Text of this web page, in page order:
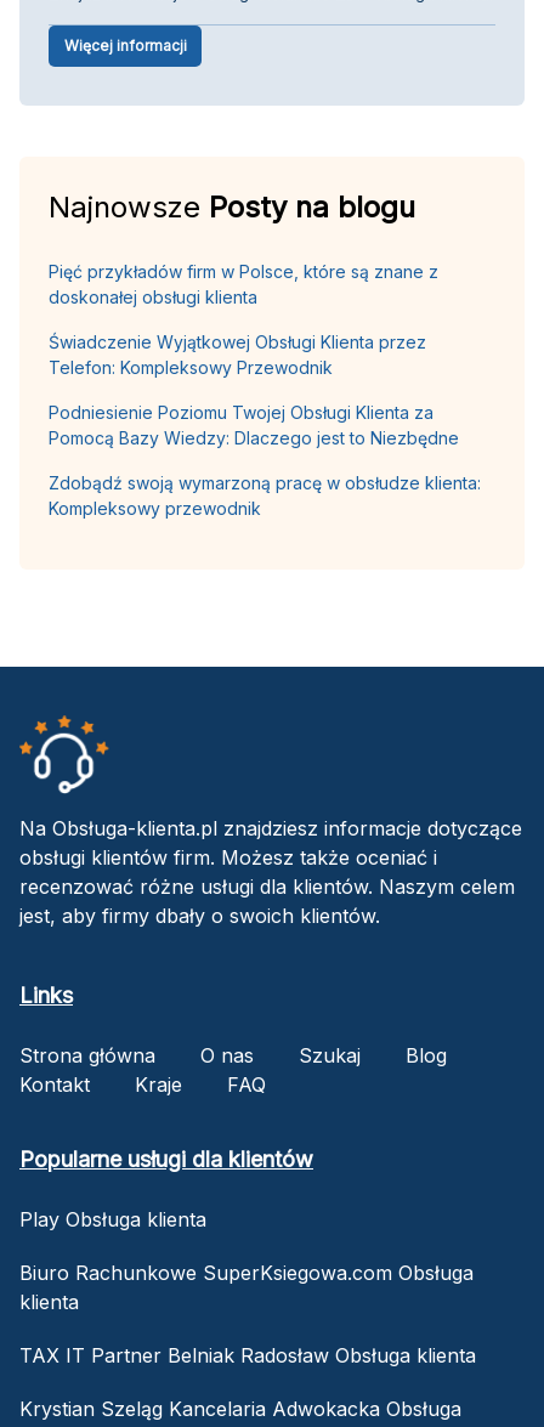
Więcej informacji
Najnowsze Posty na blogu
Pięć przykładów firm w Polsce, które są znane z
doskonałej obsługi klienta
Świadczenie Wyjątkowej Obsługi Klienta przez
Telefon: Kompleksowy Przewodnik
Podniesienie Poziomu Twojej Obsługi Klienta za
Pomocą Bazy Wiedzy: Dlaczego jest to Niezbędne
Zdobądź swoją wymarzoną pracę w obsłudze klienta:
Kompleksowy przewodnik
Na Obsługa-klienta.pl znajdziesz informacje dotyczące
obsługi klientów firm. Możesz także oceniać i
recenzować różne usługi dla klientów. Naszym celem
jest, aby firmy dbały o swoich klientów.
Links
Strona główna O nas Szukaj
Blog
Kontakt
Kraje FAQ
Popularne usługi dla klientów
Play Obsługa klienta
Biuro Rachunkowe SuperKsiegowa.com Obsługa
klienta
TAX IT Partner Belniak Radosław Obsługa klienta
Krystian Szeląg Kancelaria Adwokacka Obsługa